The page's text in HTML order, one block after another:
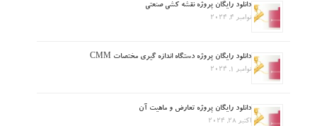
دانلود رایگان پروژه نقشه کشی صنعتی
نوامبر 4, 2024
دانلود رایگان پروژه دستگاه اندازه گیری مختصات CMM
نوامبر 1, 2024
دانلود رایگان پروژه تعارض و ماهیت آن
اکتبر 28, 2024